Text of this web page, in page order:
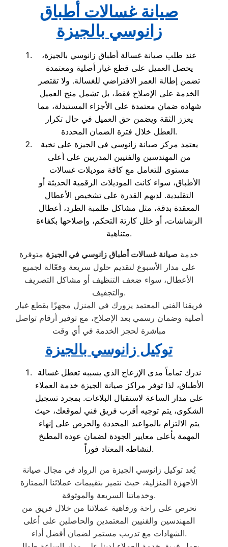
صيانة غسالات أطباق
زانوسي بالجيزة
عند طلب صيانة غسالة أطباق زانوسي بالجيزة،
يحصل العميل على قطع غيار أصلية ومعتمدة
تضمن إطالة العمر الافتراضي للغسالة. ولا تقتصر
الخدمة على الإصلاح فقط، بل تشمل منح العميل
شهادة ضمان معتمدة على الأجزاء المستبدلة، مما
يعزز الثقة ويضمن حق العميل في حال تكرار
العطل خلال فترة الضمان المحددة.
يعتمد مركز صيانة زانوسي في الجيزة على نخبة
من المهندسين والفنيين المدربين على أعلى
مستوى للتعامل مع كافة موديلات غسالات
الأطباق، سواء كانت الموديلات الرقمية الحديثة أو
التقليدية. لديهم القدرة على تشخيص الأعطال
المعقدة بدقة، مثل مشاكل طلمبة الطرد، أعطال
الرشاشات، أو خلل كارتة التحكم، وإصلاحها بكفاءة
متناهية.
خدمة صيانة غسالات أطباق زانوسي في الجيزة متوفرة
على مدار الأسبوع لتقديم حلول سريعة وفعّالة لجميع
الأعطال، سواء ضعف التنظيف أو مشاكل التصريف
والتجفيف.
فريقنا الفني المعتمد يزورك في المنزل مجهزًا بقطع غيار
أصلية وضمان رسمي بعد الإصلاح، مع توفير أرقام تواصل
مباشرة لحجز الخدمة في أي وقت
توكيل زانوسي بالجيزة
ندرك تماماً مدى الإزعاج الذي يسببه تعطل غسالة
الأطباق، لذا توفر مراكز صيانة الجيزة خدمة العملاء
على مدار الساعة لاستقبال البلاغات. بمجرد تسجيل
الشكوى، يتم توجيه أقرب فريق فني لموقعك، حيث
يتم الالتزام بالمواعيد المحددة والحرص على إنهاء
المهمة بأعلى معايير الجودة لضمان عودة المطبخ
لنشاطه المعتاد فوراً.
يُعد توكيل زانوسي الجيزة من الرواد في مجال صيانة
الأجهزة المنزلية، حيث نتميز بتقييمات عملائنا الممتازة
وخدماتنا السريعة والموثوقة.
نحرص على راحة ورفاهية عملائنا من خلال فريق من
المهندسين والفنيين المعتمدين والحاصلين على أعلى
الشهادات مع تدريب مستمر لضمان أفضل أداء.